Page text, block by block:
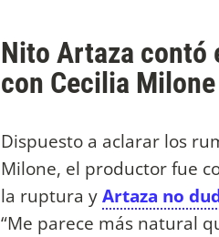
Nito Artaza contó
con Cecilia Milone
Dispuesto a aclarar los
Milone, el productor fue
la ruptura yArtaza no
“Me parece más natural